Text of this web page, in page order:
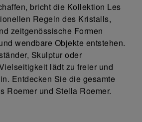
bricht die Kollektion Les
Regeln des Kristalls,
zeitgenössische Formen
wendbare Objekte entstehen.
Skulptur oder
lädt zu freier und
Entdecken Sie die gesamte
Roemer und Stella Roemer.